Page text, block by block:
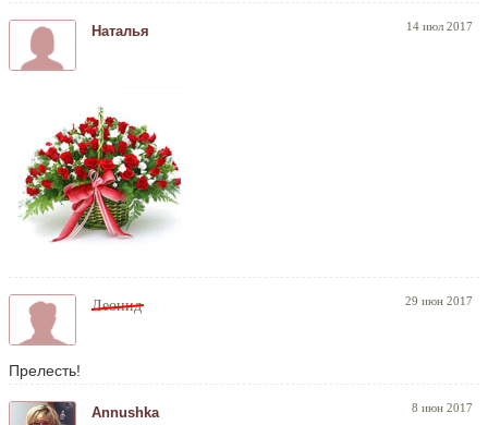
14 июл 2017
Наталья
29 июн 2017
Леонид
Прелесть!
8 июн 2017
Annushka